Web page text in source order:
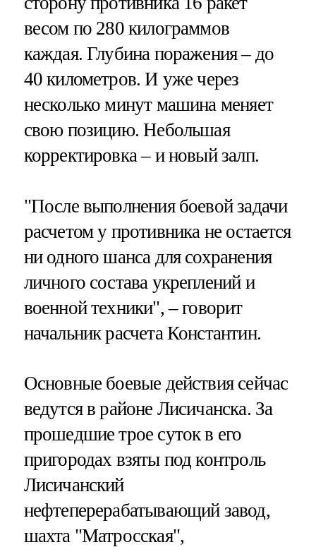
весом по 280 килограммов
каждая. Глубина поражения – до
40 километров. И уже через
несколько минут машина меняет
свою позицию. Небольшая
корректировка – и новый залп.
"После выполнения боевой задачи
расчетом у противника не остается
ни одного шанса для сохранения
личного состава укреплений и
военной техники", – говорит
начальник расчета Константин.
Основные боевые действия сейчас
ведутся в районе Лисичанска. За
прошедшие трое суток в его
пригородах взяты под контроль
Лисичанский
нефтеперерабатывающий завод,
шахта "Матросская",